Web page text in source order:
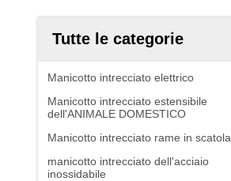
Tutte le categorie
Manicotto intrecciato elettrico
Manicotto intrecciato estensibile
dell'ANIMALE DOMESTICO
Manicotto intrecciato rame in scatola
manicotto intrecciato dell'acciaio
inossidabile